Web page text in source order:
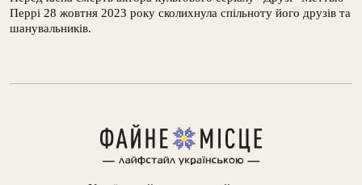
Перрі 28 жовтня 2023 року сколихнула спільноту його друзів та
шанувальників.